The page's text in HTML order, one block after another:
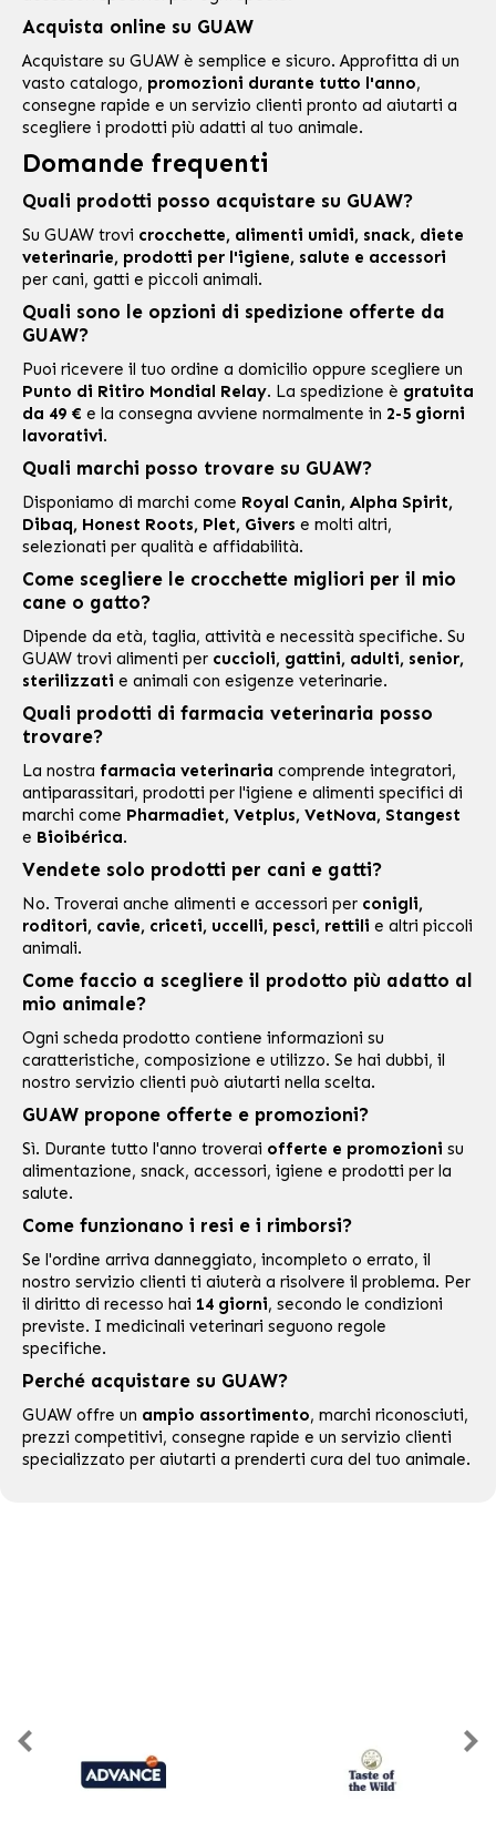
Acquista online su GUAW
Acquistare su GUAW è semplice e sicuro. Approfitta di un
vasto catalogo, promozioni durante tutto l'anno,
consegne rapide e un servizio clienti pronto ad aiutarti a
scegliere i prodotti più adatti al tuo animale.
Domande frequenti
Quali prodotti posso acquistare su GUAW?
Su GUAW trovi crocchette, alimenti umidi, snack, diete
veterinarie, prodotti per l'igiene, salute e accessori
per cani, gatti e piccoli animali.
Quali sono le opzioni di spedizione offerte da
GUAW?
Puoi ricevere il tuo ordine a domicilio oppure scegliere un
Punto di Ritiro Mondial Relay. La spedizione è gratuita
da 49 € e la consegna avviene normalmente in 2-5 giorni
lavorativi.
Quali marchi posso trovare su GUAW?
Disponiamo di marchi come Royal Canin, Alpha Spirit,
Dibaq, Honest Roots, Plet, Givers e molti altri,
selezionati per qualità e affidabilità.
Come scegliere le crocchette migliori per il mio
cane o gatto?
Dipende da età, taglia, attività e necessità specifiche. Su
GUAW trovi alimenti per cuccioli, gattini, adulti, senior,
sterilizzati e animali con esigenze veterinarie.
Quali prodotti di farmacia veterinaria posso
trovare?
La nostra farmacia veterinaria comprende integratori,
antiparassitari, prodotti per l'igiene e alimenti specifici di
marchi come Pharmadiet, Vetplus, VetNova, Stangest
e Bioibérica.
Vendete solo prodotti per cani e gatti?
No. Troverai anche alimenti e accessori per conigli,
roditori, cavie, criceti, uccelli, pesci, rettili e altri piccoli
animali.
Come faccio a scegliere il prodotto più adatto al
mio animale?
Ogni scheda prodotto contiene informazioni su
caratteristiche, composizione e utilizzo. Se hai dubbi, il
nostro servizio clienti può aiutarti nella scelta.
GUAW propone offerte e promozioni?
Sì. Durante tutto l'anno troverai offerte e promozioni su
alimentazione, snack, accessori, igiene e prodotti per la
salute.
Come funzionano i resi e i rimborsi?
Se l'ordine arriva danneggiato, incompleto o errato, il
nostro servizio clienti ti aiuterà a risolvere il problema. Per
il diritto di recesso hai 14 giorni, secondo le condizioni
previste. I medicinali veterinari seguono regole
specifiche.
Perché acquistare su GUAW?
GUAW offre un ampio assortimento, marchi riconosciuti,
prezzi competitivi, consegne rapide e un servizio clienti
specializzato per aiutarti a prenderti cura del tuo animale.